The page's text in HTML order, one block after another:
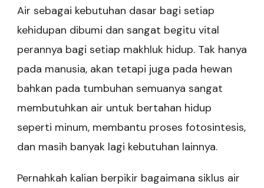
Air sebagai kebutuhan dasar bagi setiap
kehidupan dibumi dan sangat begitu vital
perannya bagi setiap makhluk hidup. Tak hanya
pada manusia, akan tetapi juga pada hewan
bahkan pada tumbuhan semuanya sangat
membutuhkan air untuk bertahan hidup
seperti minum, membantu proses fotosintesis,
dan masih banyak lagi kebutuhan lainnya.
Pernahkah kalian berpikir bagaimana siklus air